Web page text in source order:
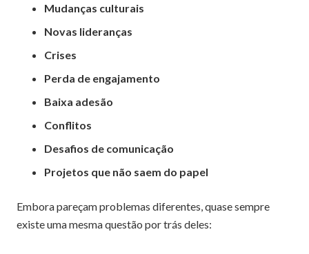
Mudanças culturais
Novas lideranças
Crises
Perda de engajamento
Baixa adesão
Conflitos
Desafios de comunicação
Projetos que não saem do papel
Embora pareçam problemas diferentes, quase sempre
existe uma mesma questão por trás deles: